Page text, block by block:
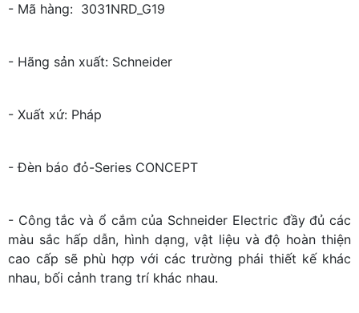
- Mã hàng: 3031NRD_G19
- Hãng sản xuất: Schneider
- Xuất xứ: Pháp
- Đèn báo đỏ-Series CONCEPT
- Công tắc và ổ cắm của Schneider Electric đầy đủ các
màu sắc hấp dẫn, hình dạng, vật liệu và độ hoàn thiện
cao cấp sẽ phù hợp với các trường phái thiết kế khác
nhau, bối cảnh trang trí khác nhau.